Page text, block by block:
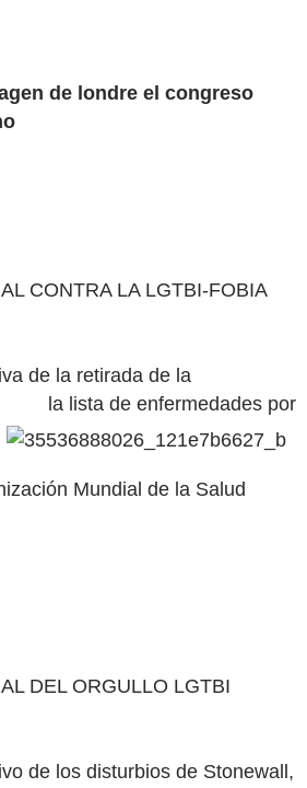
CONTRA LA LGTBI-FOBIA
de la retirada de la
la lista de enfermedades por
Mundial de la Salud
DEL ORGULLO LGTBI
de los disturbios de Stonewall,